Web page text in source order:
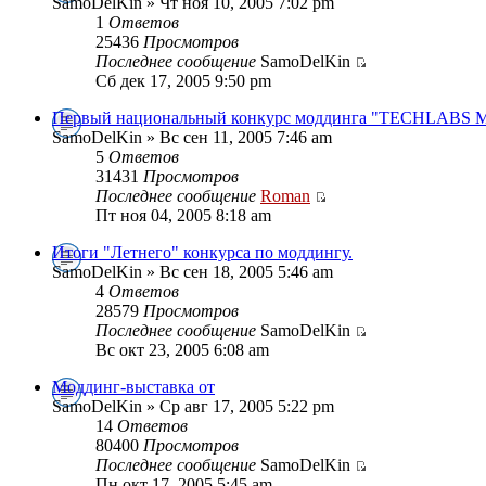
1 Ответов
25436 Просмотров
Последнее сообщение SamoDelKin
Сб дек 17, 2005 9:50 pm
Первый национальный конкурс моддинга "TECHLABS
SamoDelKin » Вс сен 11, 2005 7:46 am
5 Ответов
31431 Просмотров
Последнее сообщение Roman
Пт ноя 04, 2005 8:18 am
Итоги "Летнего" конкурса по моддингу.
SamoDelKin » Вс сен 18, 2005 5:46 am
4 Ответов
28579 Просмотров
Последнее сообщение SamoDelKin
Вс окт 23, 2005 6:08 am
Моддинг-выставка от
SamoDelKin » Ср авг 17, 2005 5:22 pm
14 Ответов
80400 Просмотров
Последнее сообщение SamoDelKin